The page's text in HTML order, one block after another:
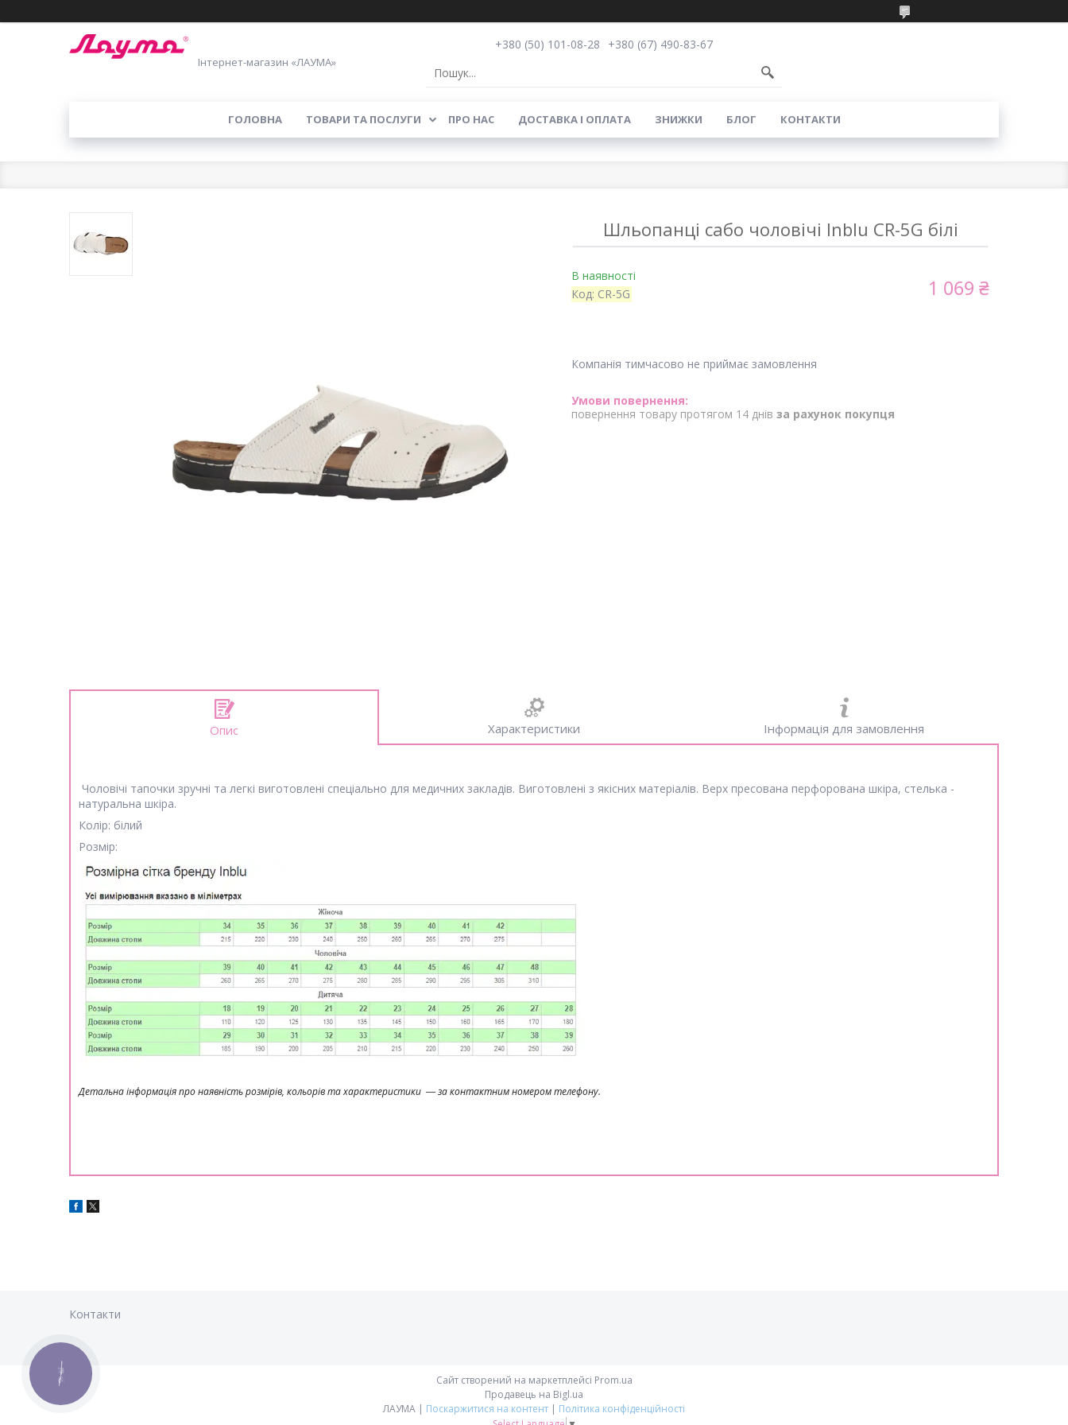
Інтернет-магазин «ЛАУМА»
+380 (50) 101-08-28 +380 (67) 490-83-67
ГОЛОВНА ТОВАРИ ТА ПОСЛУГИ ПРО НАС ДОСТАВКА І ОПЛАТА ЗНИЖКИ БЛОГ КОНТАКТИ
Шльопанці сабо чоловічі Inblu CR-5G білі
В наявності
Код: CR-5G 1 069 ₴
Компанія тимчасово не приймає замовлення
повернення товару протягом 14 днів за рахунок покупця
Опис Характеристики Інформація для замовлення
Чоловічі тапочки зручні та легкі виготовлені спеціально для медичних закладів. Виготовлені з якісних матеріалів. Верх пресована перфорована шкіра, стелька -
натуральна шкіра.
Колір: білий
Розмір:
Детальна інформація про наявність розмірів, кольорів та характеристики ― за контактним номером телефону.
Контакти
Сайт створений на маркетплейсі Prom.ua
Продавець на Bigl.ua
ЛAУМА | Поскаржитися на контент | Політика конфіденційності
КНОПКА
ЗВ'ЯЗКУ